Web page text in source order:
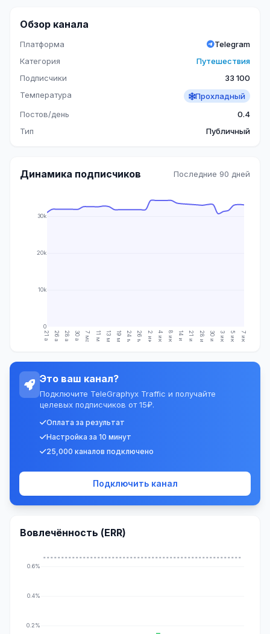
Обзор канала
Платформа
Telegram
Категория
Путешествия
Подписчики
33 100
Температура
Прохладный
Постов/день
0.4
Тип
Публичный
Динамика подписчиков Последние 90 дней
21 апр. 26 апр. 28 апр. 30 апр. 7 мая 11 мая 13 мая 19 мая 24 мая 26 мая 2 июн. 4 июн. 8 июн. 14 июн. 21 июн. 28 июн. 30 июн. 3 июл. 5 июл. 7 июл.
0
10k
20k
30k
Это ваш канал?
Подключите TeleGraphyx Traffic и получайте
целевых подписчиков от 15₽.
Оплата за результат
Настройка за 10 минут
25,000 каналов подключено
Подключить канал
Вовлечённость (ERR)
0.2%
0.4%
0.6%